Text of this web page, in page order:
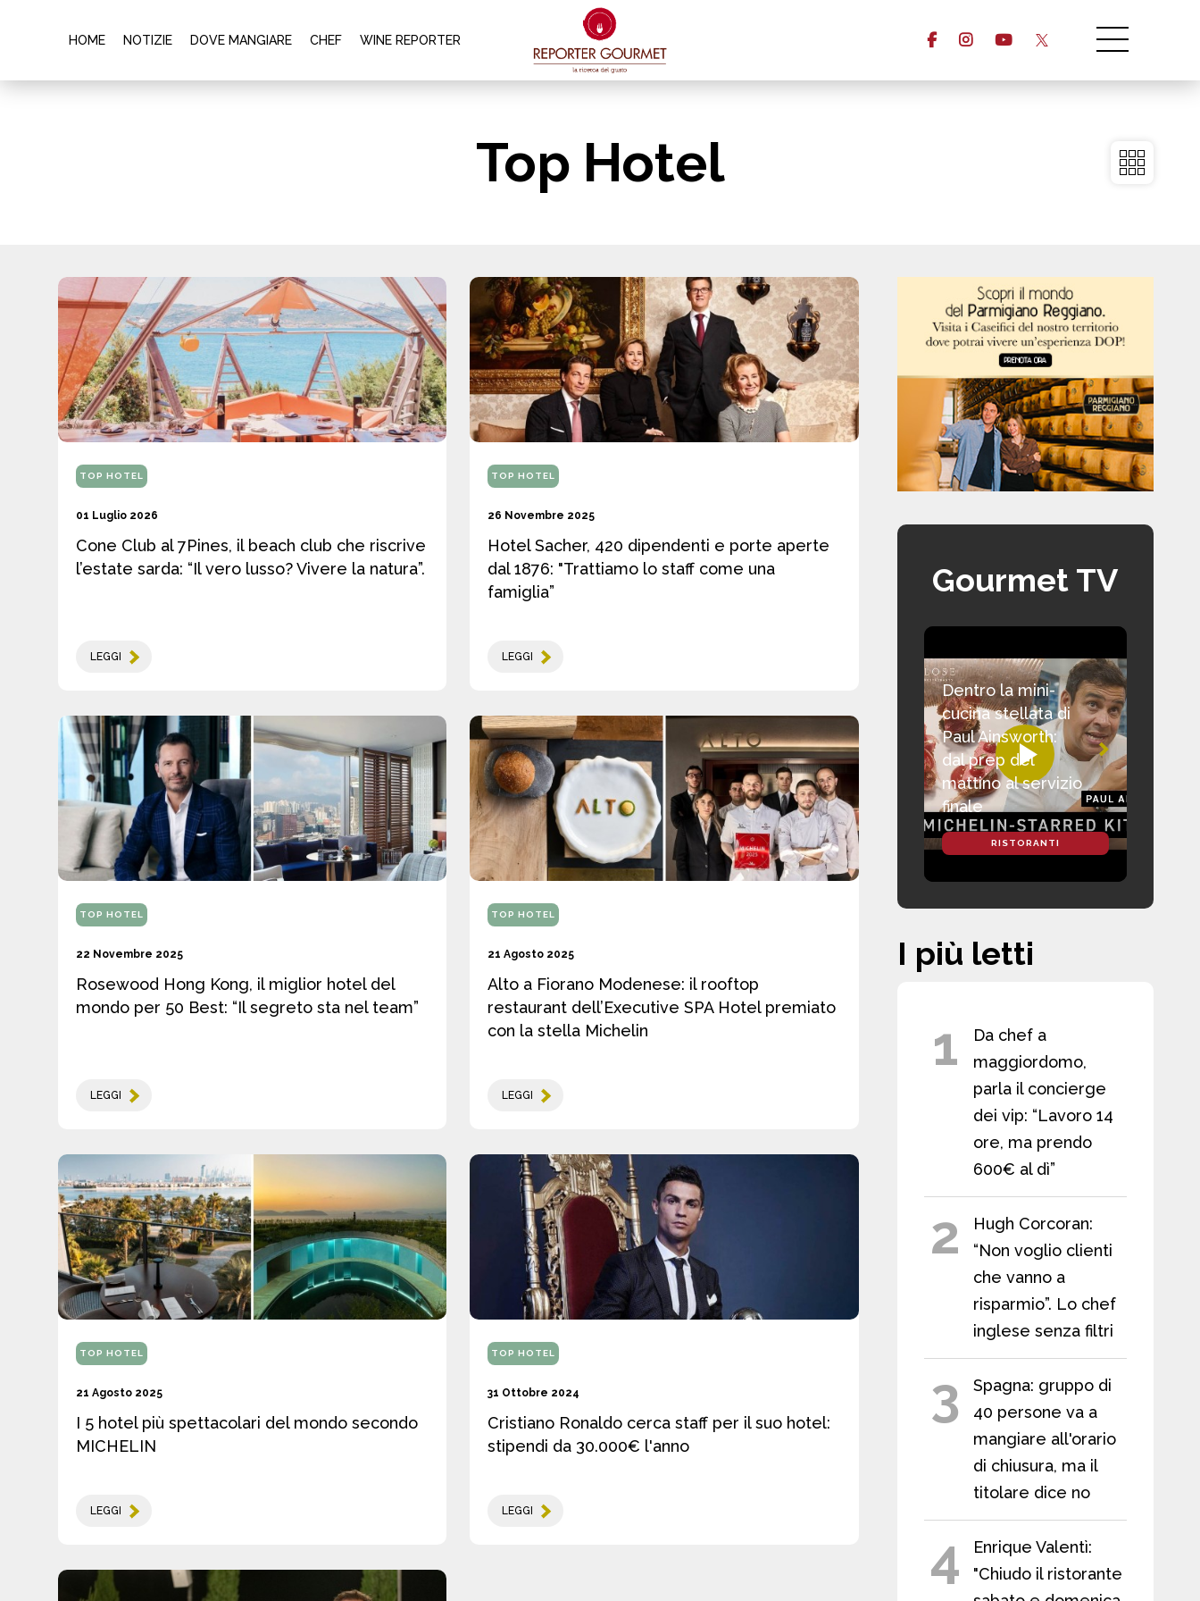
HOME NOTIZIE DOVE MANGIARE CHEF WINE REPORTER
Top Hotel
TOP HOTEL
01 Luglio 2026
Cone Club al 7Pines, il beach club che riscrive
l’estate sarda: “Il vero lusso? Vivere la natura”.
LEGGI
TOP HOTEL
26 Novembre 2025
Hotel Sacher, 420 dipendenti e porte aperte
dal 1876: "Trattiamo lo staff come una
famiglia”
LEGGI
TOP HOTEL
22 Novembre 2025
Rosewood Hong Kong, il miglior hotel del
mondo per 50 Best: “Il segreto sta nel team”
LEGGI
TOP HOTEL
21 Agosto 2025
Alto a Fiorano Modenese: il rooftop
restaurant dell’Executive SPA Hotel premiato
con la stella Michelin
LEGGI
TOP HOTEL
21 Agosto 2025
I 5 hotel più spettacolari del mondo secondo
MICHELIN
LEGGI
TOP HOTEL
31 Ottobre 2024
Cristiano Ronaldo cerca staff per il suo hotel:
stipendi da 30.000€ l'anno
LEGGI
Gourmet TV
Dentro la mini-
cucina stellata di
Paul Ainsworth:
dal prep del
mattino al servizio
finale
RISTORANTI
I più letti
1
Da chef a
maggiordomo,
parla il concierge
dei vip: “Lavoro 14
ore, ma prendo
600€ al dì”
2
Hugh Corcoran:
“Non voglio clienti
che vanno a
risparmio”. Lo chef
inglese senza filtri
3
Spagna: gruppo di
40 persone va a
mangiare all'orario
di chiusura, ma il
titolare dice no
4
Enrique Valentì:
"Chiudo il ristorante